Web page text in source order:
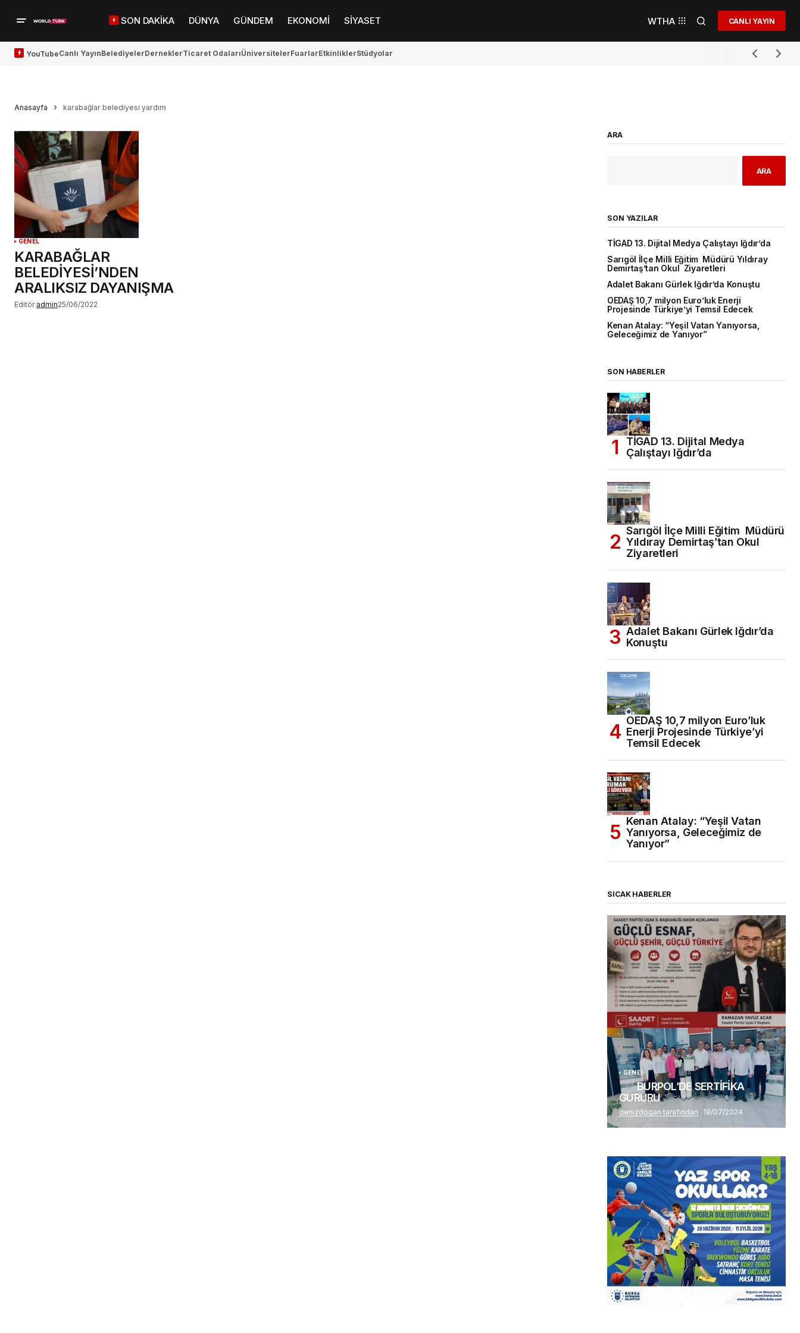
SON DAKİKA DÜNYA GÜNDEM EKONOMİ SİYASET WTHA CANLI YAYIN
YouTubeCanlı YayınBelediyelerDerneklerTicaret OdalarıÜniversitelerFuarlarEtkinliklerStüdyolar
Anasayfa karabağlar belediyesi yardım
GENEL
KARABAĞLAR
BELEDİYESİ’NDEN
ARALIKSIZ DAYANIŞMA
Editör admin25/06/2022
ARA
ARA
SON YAZILAR
TİGAD 13. Dijital Medya Çalıştayı Iğdır’da
Sarıgöl İlçe Milli Eğitim Müdürü Yıldıray
Demirtaş’tan Okul Ziyaretleri
Adalet Bakanı Gürlek Iğdır’da Konuştu
OEDAŞ 10,7 milyon Euro’luk Enerji
Projesinde Türkiye’yi Temsil Edecek
Kenan Atalay: “Yeşil Vatan Yanıyorsa,
Geleceğimiz de Yanıyor”
SON HABERLER
TİGAD 13. Dijital Medya
Çalıştayı Iğdır’da
Sarıgöl İlçe Milli Eğitim Müdürü
Yıldıray Demirtaş’tan Okul
Ziyaretleri
Adalet Bakanı Gürlek Iğdır’da
Konuştu
OEDAŞ 10,7 milyon Euro’luk
Enerji Projesinde Türkiye’yi
Temsil Edecek
Kenan Atalay: “Yeşil Vatan
Yanıyorsa, Geleceğimiz de
Yanıyor”
SICAK HABERLER
(başlıksız)
Alaattin Karahan tarafından 14/07/2026
GENEL
BURPOL’DE SERTİFİKA
GURURU
denizdogan tarafından 19/07/2024